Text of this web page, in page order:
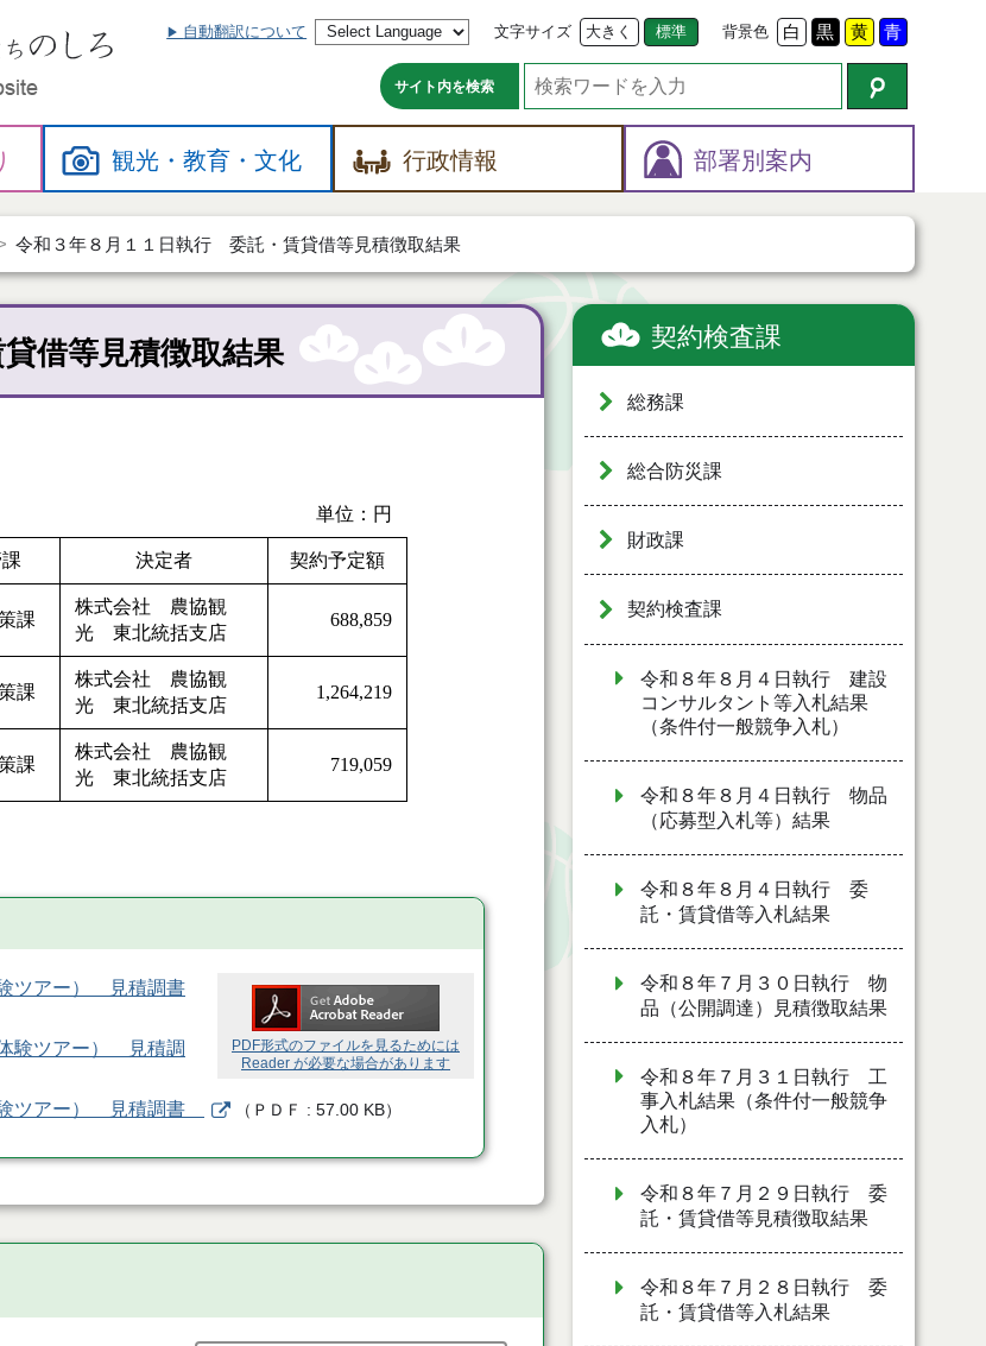
自動翻訳について 文字サイズ 大きく 標準 背景色 白 黒 黄 青
サイト内を検索
観光・教育・文化 行政情報 部署別案内
令和３年８月１１日執行 委託・賃貸借等見積徴取結果
借等見積徴取結果
単位：円
決定者 契約予定額
課
株式会社 農協観
光 東北統括支店
688,859
課
株式会社 農協観
光 東北統括支店
1,264,219
課
株式会社 農協観
光 東北統括支店
719,059
PDF形式のファイルを見るためには
Reader が必要な場合があります
ツアー） 見積調書
験ツアー） 見積調
ツアー） 見積調書 （ ＰＤＦ 57.00 KB）
契約検査課
総務課
総合防災課
財政課
契約検査課
令和８年８月４日執行 建設
コンサルタント等入札結果
（条件付一般競争入札）
令和８年８月４日執行 物品
（応募型入札等）結果
令和８年８月４日執行 委
託・賃貸借等入札結果
令和８年７月３０日執行 物
品（公開調達）見積徴取結果
令和８年７月３１日執行 工
事入札結果（条件付一般競争
入札）
令和８年７月２９日執行 委
託・賃貸借等見積徴取結果
令和８年７月２８日執行 委
託・賃貸借等入札結果